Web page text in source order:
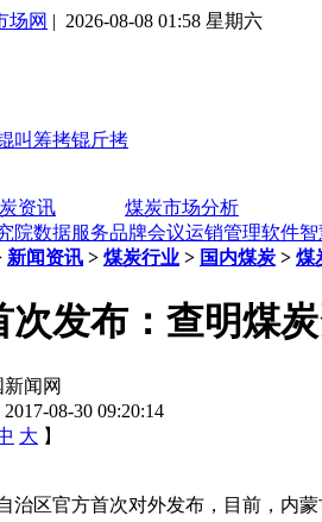
场网 | 2026-08-08 01:58 星期六
资讯 煤炭市场分析
院数据服务品牌会议运销管理软件
新闻资讯 > 煤炭行业 > 国内煤炭 > 煤
次发布：查明煤
闻网
08-30 09:20:14
大 】
治区官方首次对外发布，目前，内